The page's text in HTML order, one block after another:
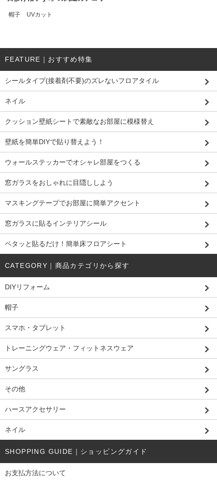
帽子 UVカット
FEATURE｜おすすめ特集
シールタイプ(接着剤不要)のズレないフロアタイル
ネイル
クッション壁紙シートで素敵なお部屋に模様替え
壁紙を簡単DIYで貼り替えよう！
ウォールステッカーでオシャレ部屋をつくる
窓ガラスをおしゃれに目隠ししよう
マスキングテープでお部屋に簡単アクセント
窓ガラスに貼るインテリアシール
ペタッと貼るだけ！簡単床フロアシート
CATEGORY｜商品カテゴリから探す
DIYリフォーム
帽子
スマホ・タブレット
トレーニングウェア・フィットネスウェア
サングラス
その他
ハースアクセサリー
ネイル
SHOPPING GUIDE｜ショッピングガイド
お支払方法について